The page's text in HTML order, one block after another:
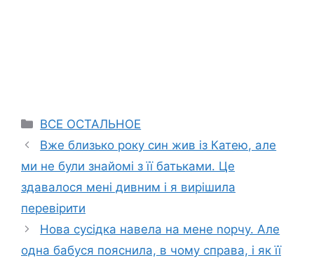
Categories
ВСЕ ОСТАЛЬНОЕ
Вже близько року син жив із Катею, але
ми не були знайомі з її батьками. Це
здавалося мені дивним і я вирішила
перевірити
Нова сусідка навела на мене nорчу. Але
одна бабуся пояснила, в чому справа, і як її